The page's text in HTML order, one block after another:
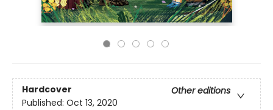
Hardcover
Other editions
Published: Oct 13, 2020